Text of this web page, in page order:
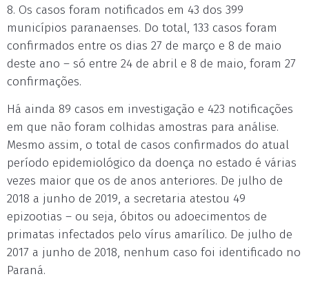
8. Os casos foram notificados em 43 dos 399
municípios paranaenses. Do total, 133 casos foram
confirmados entre os dias 27 de março e 8 de maio
deste ano – só entre 24 de abril e 8 de maio, foram 27
confirmações.
Há ainda 89 casos em investigação e 423 notificações
em que não foram colhidas amostras para análise.
Mesmo assim, o total de casos confirmados do atual
período epidemiológico da doença no estado é várias
vezes maior que os de anos anteriores. De julho de
2018 a junho de 2019, a secretaria atestou 49
epizootias – ou seja, óbitos ou adoecimentos de
primatas infectados pelo vírus amarílico. De julho de
2017 a junho de 2018, nenhum caso foi identificado no
Paraná.